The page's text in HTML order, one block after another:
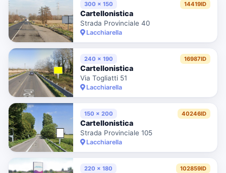
300 x 150 14419ID
Cartellonistica
Strada Provinciale 40
Lacchiarella
240 x 190 16987ID
Cartellonistica
Via Togliatti 51
Lacchiarella
150 x 200 40246ID
Cartellonistica
Strada Provinciale 105
Lacchiarella
220 x 180 102859ID